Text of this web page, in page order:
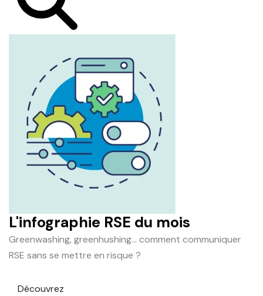
L'infographie RSE du mois
Greenwashing, greenhushing… comment communiquer
RSE sans se mettre en risque ?
Découvrez